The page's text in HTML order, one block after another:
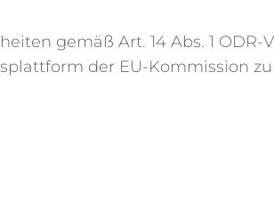
gemäß Art. 14 Abs. 1 ODR-
der EU-Kommission